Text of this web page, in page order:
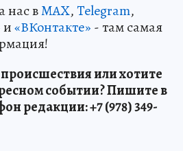
нас вMAX,Telegram,
и«ВКонтакте» - там самая
или хотите
событии? Пишите в
редакции: +7 (978) 349-